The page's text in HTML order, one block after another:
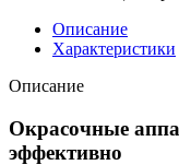
Описание
Характеристики
Описание
Окрасочные
эффективно